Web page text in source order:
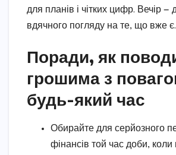
для планів і чітких цифр. Вечір —
вдячного погляду на те, що вже є.
Поради, як
грошима з
будь-який час
Обирайте для серйозного
фінансів той час доби,